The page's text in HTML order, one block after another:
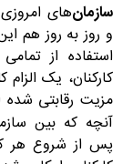
‌‌سازمان‌های
و روز به روز هم
استفاده از
کارکنان، یک
مزیت رقابتی
آنچه که بین
پس از شروع هر